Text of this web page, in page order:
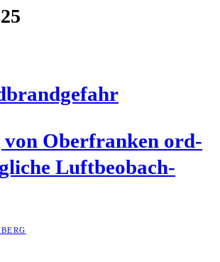
von Ober­fran­ken ord­
Luft­be­ob­ach­